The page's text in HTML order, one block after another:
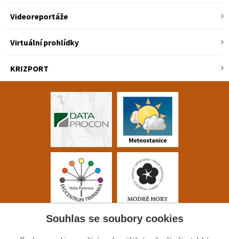
Videoreportáže
Virtuální prohlídky
KRIZPORT
Souhlas se soubory cookies